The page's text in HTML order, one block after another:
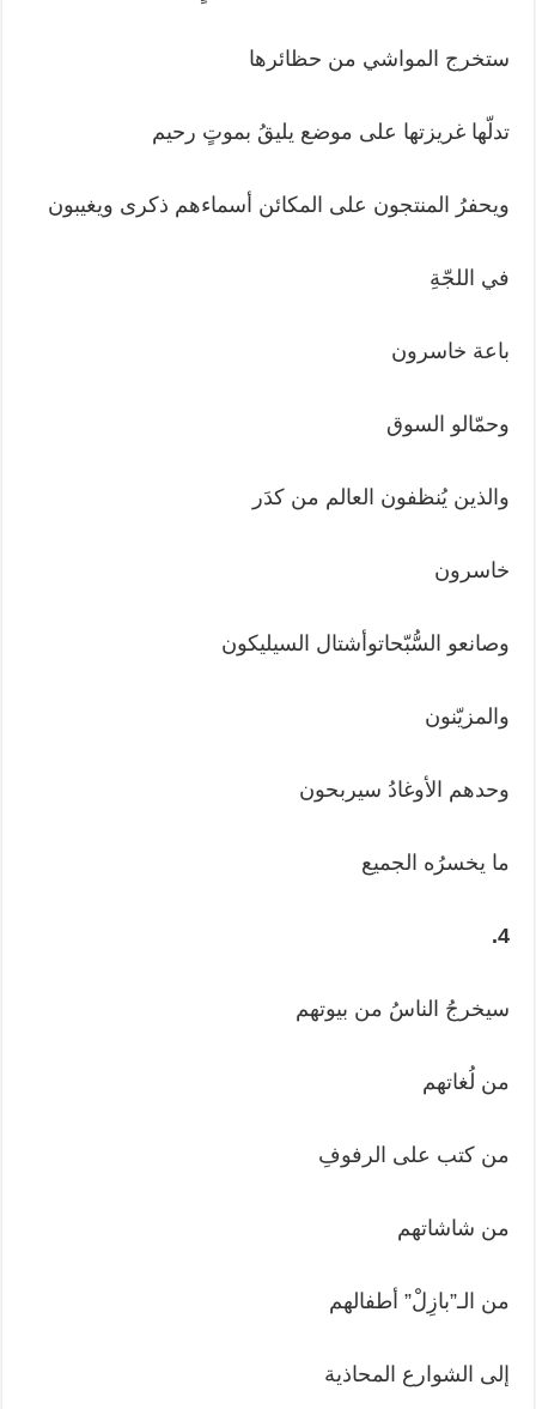
ستخرج المواشي من حظائرها
تدلّها غريزتها على موضع يليقُ بموتٍ رحيم
ويحفرُ المنتجون على المكائن أسماءهم ذكرى ويغيبون
في اللجّةِ
باعة خاسرون
وحمّالو السوق
والذين يُنظفون العالم من كدَر
خاسرون
وصانعو السُّبّحاتوأشتال السيليكون
والمزيّنون
وحدهم الأوغادُ سيربحون
ما يخسرُه الجميع
4.
سيخرجُ الناسُ من بيوتهم
من لُغاتهم
من كتب على الرفوفِ
من شاشاتهم
من الـ”بازِلْ” أطفالهم
إلى الشوارع المحاذية